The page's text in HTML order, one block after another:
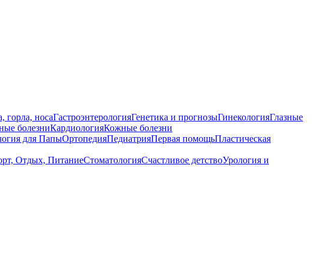
горла, носаГастроэнтерологияГенетика и прогнозыГинекологияГлазные
болезниКардиологияКожные болезни
для ПапыОртопедияПедиатрияПервая помощьПластическая
Отдых, ПитаниеСтоматологияСчастливое детствоУрология и